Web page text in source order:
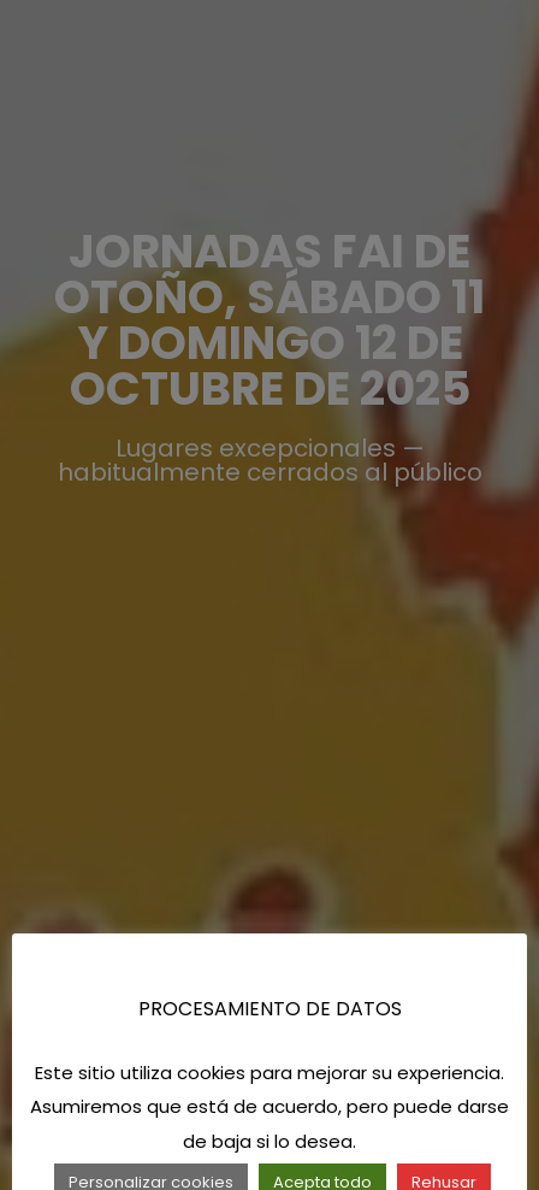
JORNADAS FAI DE
OTOÑO, SÁBADO 11
Y DOMINGO 12 DE
OCTUBRE DE 2025
Lugares excepcionales —
habitualmente cerrados al público
PROCESAMIENTO DE DATOS
Este sitio utiliza cookies para mejorar su experiencia.
Asumiremos que está de acuerdo, pero puede darse
de baja si lo desea.
Personalizar cookies Acepta todo Rehusar